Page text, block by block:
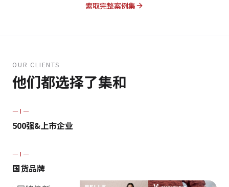
索取完整案例集
OUR CLIENTS
他们都选择了集和
— I —
500强&上市企业
— I —
国货品牌